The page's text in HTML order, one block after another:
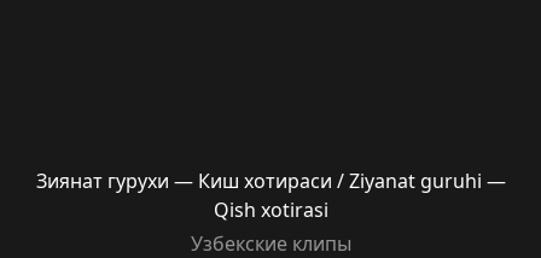
Зиянат гурухи — Киш хотираси / Ziyanat guruhi —
Qish xotirasi
Узбекские клипы